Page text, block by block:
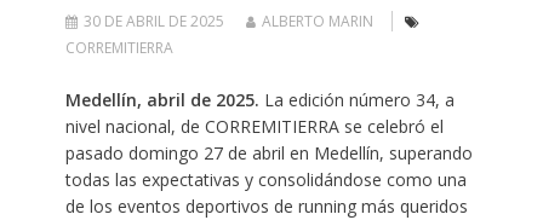
30 DE ABRIL DE 2025
ALBERTO MARIN
CORREMITIERRA
Medellín, abril de 2025. La edición número 34, a
nivel nacional, de CORREMITIERRA se celebró el
pasado domingo 27 de abril en Medellín, superando
todas las expectativas y consolidándose como una
de los eventos deportivos de running más queridos